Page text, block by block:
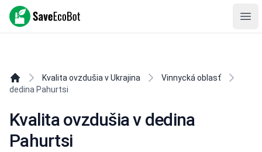
SaveEcoBot
Kvalita ovzdušia v Ukrajina
Vinnycká oblasť
dedina Pahurtsi
Kvalita ovzdušia v dedina
Pahurtsi